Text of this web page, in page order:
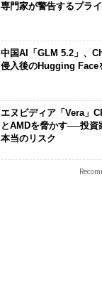
専門家が警告するプラ
中国AI「GLM 5.2」、
侵入後のHugging Face
エヌビディア「Vera」
とAMDを脅かす──投資
本当のリスク